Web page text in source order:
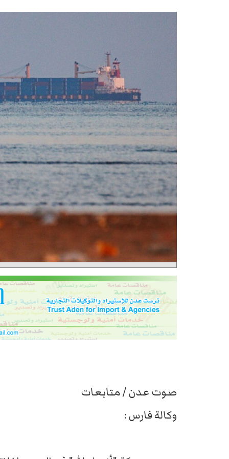
صوت عدن / متابعات
وكالة فارس :